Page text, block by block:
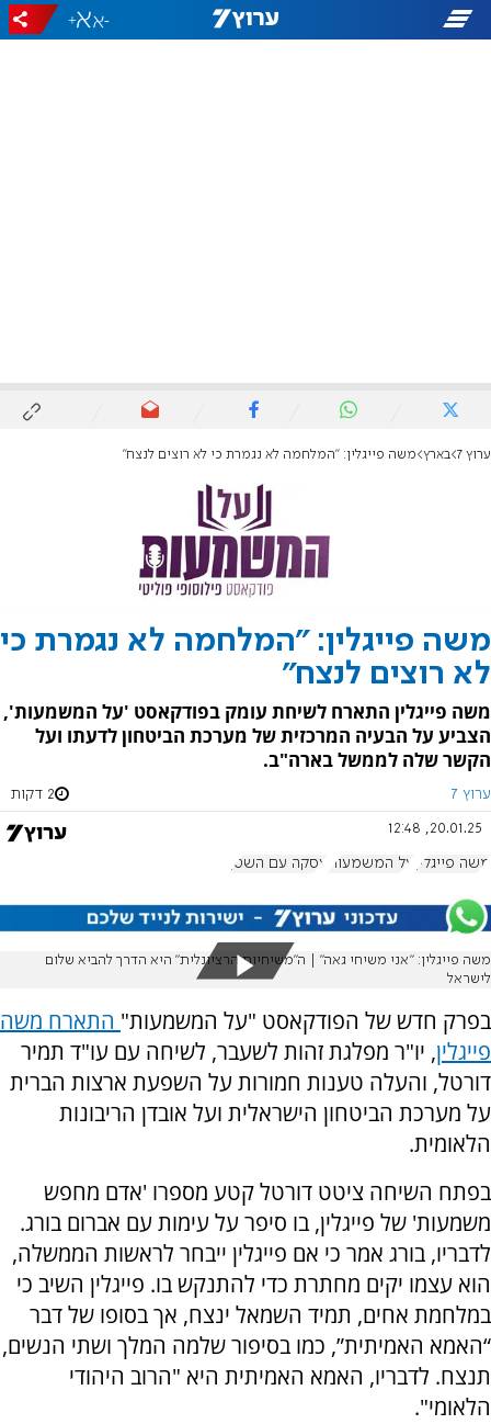
-
+
ערוץ 7 בארץ משה פייגלין: "המלחמה לא נגמרת כי לא רוצים לנצח"
משה פייגלין: "המלחמה לא נגמרת כי
לא רוצים לנצח"
משה פייגלין התארח לשיחת עומק בפודקאסט 'על המשמעות',
הצביע על הבעיה המרכזית של מערכת הביטחון לדעתו ועל
הקשר שלה לממשל בארה"ב.
ערוץ 7 2 דקות
20.01.25, 12:48
משה פייגלין על המשמעות עסקה עם השטן
משה פייגלין: "אני משיחי גאה" | ה"משיחיות הרציונלית" היא הדרך להביא שלום
לישראל
בפרק חדש של הפודקאסט "על המשמעות" התארח משה
פייגלין, יו"ר מפלגת זהות לשעבר, לשיחה עם עו"ד תמיר
דורטל, והעלה טענות חמורות על השפעת ארצות הברית
על מערכת הביטחון הישראלית ועל אובדן הריבונות
הלאומית.
בפתח השיחה ציטט דורטל קטע מספרו 'אדם מחפש
משמעות' של פייגלין, בו סיפר על עימות עם אברום בורג.
לדבריו, בורג אמר כי אם פייגלין ייבחר לראשות הממשלה,
הוא עצמו יקים מחתרת כדי להתנקש בו. פייגלין השיב כי
במלחמת אחים, תמיד השמאל ינצח, אך בסופו של דבר
“האמא האמיתית”, כמו בסיפור שלמה המלך ושתי הנשים,
תנצח. לדבריו, האמא האמיתית היא "הרוב היהודי
הלאומי".